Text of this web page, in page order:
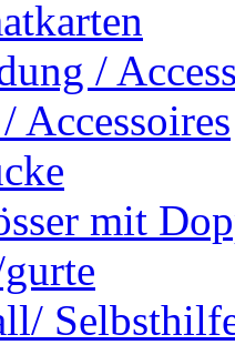
/
Accessoires
mit